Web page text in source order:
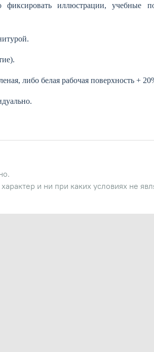
иллюстрации, учебные
либо белая рабочая поверхность +
и ни при каких условиях не